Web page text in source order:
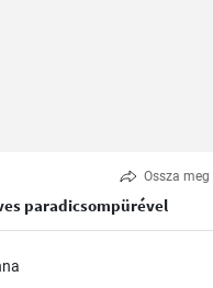
Ossza meg
paradicsompürével